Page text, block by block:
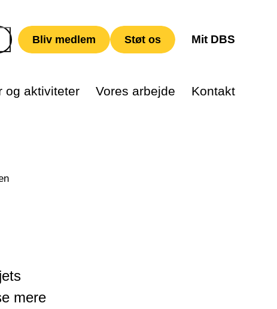
Bliv medlem Støt os Mit DBS
og aktiviteter Vores arbejde Kontakt
mere